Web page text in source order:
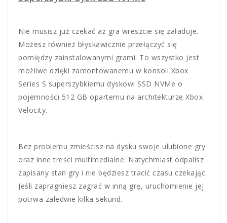
Nie musisz już czekać aż gra wreszcie się załaduje.
Możesz również błyskawicznie przełączyć się
pomiędzy zainstalowanymi grami. To wszystko jest
możliwe dzięki zamontowanemu w konsoli Xbox
Series S superszybkiemu dyskowi SSD NVMe o
pojemności 512 GB opartemu na architekturze Xbox
Velocity.
Bez problemu zmieścisz na dysku swoje ulubione gry
oraz inne treści multimedialne. Natychmiast odpalisz
zapisany stan gry i nie będziesz tracić czasu czekając.
Jeśli zapragniesz zagrać w inną grę, uruchomienie jej
potrwa zaledwie kilka sekund.